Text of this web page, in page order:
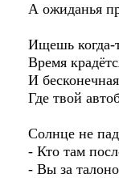
А ожиданья
Ищешь
Время
И
Где твой
Солнце не
- Кто там
- Вы за